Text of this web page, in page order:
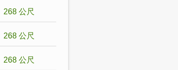
268 公尺
268 公尺
268 公尺